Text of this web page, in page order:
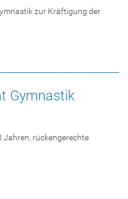
zur Kräftigung der
Gymnastik
Jahren, rückengerechte